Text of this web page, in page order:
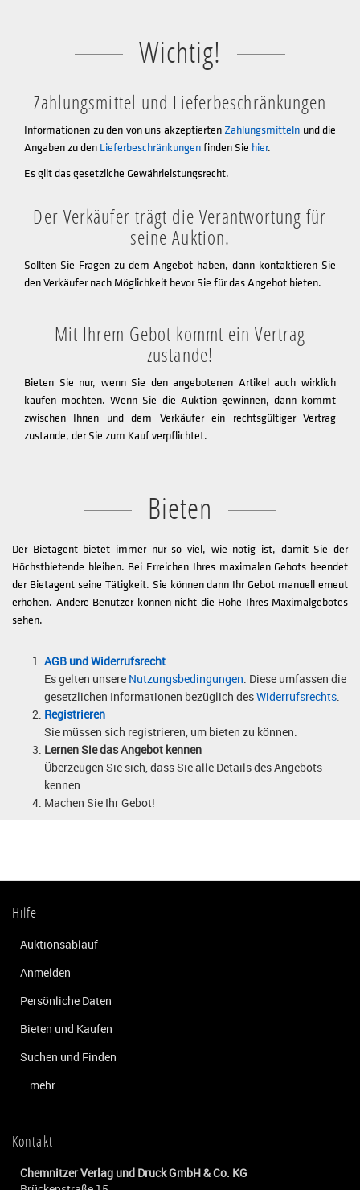
Wichtig!
Zahlungsmittel und Lieferbeschränkungen
Informationen zu den von uns akzeptierten Zahlungsmitteln und die
Angaben zu den Lieferbeschränkungenfinden Sie hier.
Es gilt das gesetzliche Gewährleistungsrecht.
Der Verkäufer trägt die Verantwortung für
seine Auktion.
Sollten Sie Fragen zu dem Angebot haben, dann kontaktieren Sie
den Verkäufer nach Möglichkeit bevor Sie für das Angebot bieten.
Mit Ihrem Gebot kommt ein Vertrag
zustande!
Bieten Sie nur, wenn Sie den angebotenen Artikel auch wirklich
kaufen möchten. Wenn Sie die Auktion gewinnen, dann kommt
zwischen Ihnen und dem Verkäufer ein rechtsgültiger Vertrag
zustande, der Sie zum Kauf verpflichtet.
Bieten
Der Bietagent bietet immer nur so viel, wie nötig ist, damit Sie der
Höchstbietende bleiben. Bei Erreichen Ihres maximalen Gebots beendet
der Bietagent seine Tätigkeit. Sie können dann Ihr Gebot manuell erneut
erhöhen. Andere Benutzer können nicht die Höhe Ihres Maximalgebotes
sehen.
AGB und Widerrufsrecht
Es gelten unsere Nutzungsbedingungen. Diese umfassen die
gesetzlichen Informationen bezüglich desWiderrufsrechts.
Registrieren
Sie müssen sich registrieren, um bieten zu können.
Lernen Sie das Angebot kennen
Überzeugen Sie sich, dass Sie alle Details des Angebots
kennen.
Machen Sie Ihr Gebot!
Hilfe
Auktionsablauf
Anmelden
Persönliche Daten
Bieten und Kaufen
Suchen und Finden
...mehr
Kontakt
Chemnitzer Verlag und Druck GmbH & Co. KG